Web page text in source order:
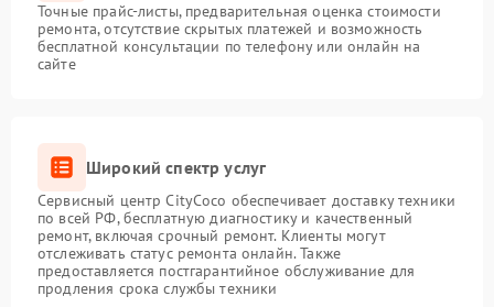
Точные прайс-листы, предварительная оценка стоимости
ремонта, отсутствие скрытых платежей и возможность
бесплатной консультации по телефону или онлайн на
сайте
Широкий спектр услуг
Сервисный центр CityCoco обеспечивает доставку техники
по всей РФ, бесплатную диагностику и качественный
ремонт, включая срочный ремонт. Клиенты могут
отслеживать статус ремонта онлайн. Также
предоставляется постгарантийное обслуживание для
продления срока службы техники